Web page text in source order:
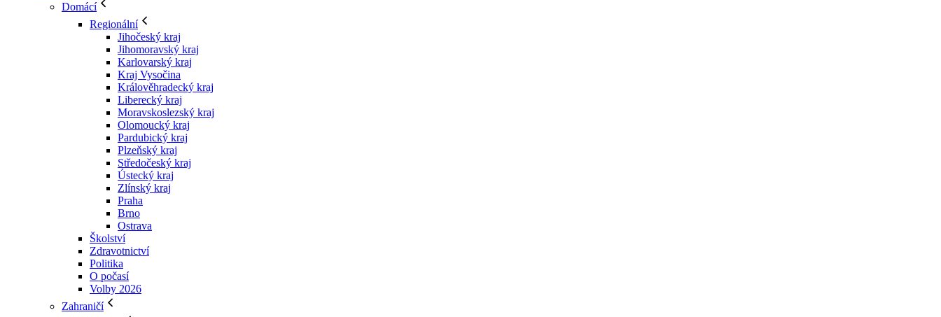
Domácí
Regionální
Jihočeský kraj
Jihomoravský kraj
Karlovarský kraj
Kraj Vysočina
Králověhradecký kraj
Liberecký kraj
Moravskoslezský kraj
Olomoucký kraj
Pardubický kraj
Plzeňský kraj
Středočeský kraj
Ústecký kraj
Zlínský kraj
Praha
Brno
Ostrava
Školství
Zdravotnictví
Politika
O počasí
Volby 2026
Zahraničí